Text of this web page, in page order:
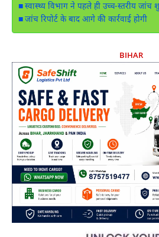
स्वास्थ्य विभाग ने पहले ही उच्च-स्तरीय जांच
जांच रिपोर्ट के बाद आगे की कार्रवाई होगी
BIHAR